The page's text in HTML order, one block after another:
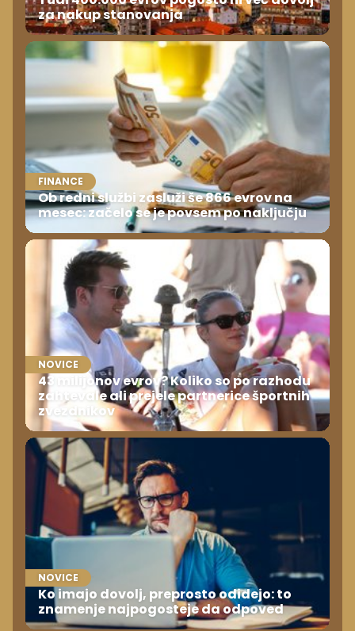
za nakup stanovanja
FINANCE
Ob redni službi zasluži še 866 evrov na
mesec: začelo se je povsem po naključju
NOVICE
43 milijonov evrov? Koliko so po razhodu
zahtevale ali prejele partnerice športnih
zvezdnikov
NOVICE
Ko imajo dovolj, preprosto odidejo: to
znamenje najpogosteje da odpoved